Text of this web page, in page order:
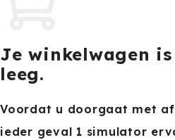
Je winkelwagen
leeg.
Voordat u doorgaat met
ieder geval 1 simulator